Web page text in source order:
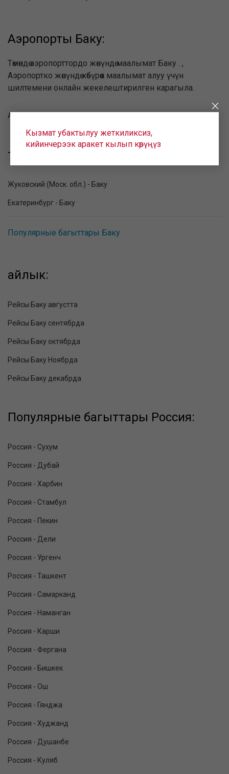
Аэропорты Баку:
Төмөндө аэропорттордо жөнүндө маалымат Баку . ,
Аэропортко жөнүндө көбүрөөк маалымат алуу үчүн
шилтемени онлайн жекелештирилген карагыла.
Аэропорт им. Гейдара Алиева (GYD)
таанымал багыттары Баку:
Жуковский (Моск. обл.) - Баку
Екатеринбург - Баку
Популярные багыттары Баку
айлык:
Рейсы Баку августта
Рейсы Баку сентябрда
Рейсы Баку октябрда
Рейсы Баку Ноябрда
Рейсы Баку декабрда
Популярные багыттары Россия:
Россия - Сухум
Россия - Дубай
Россия - Харбин
Россия - Стамбул
Россия - Пекин
Россия - Дели
Россия - Ургенч
Россия - Ташкент
Россия - Самарканд
Россия - Наманган
Россия - Карши
Россия - Фергана
Россия - Бишкек
Россия - Ош
Россия - Гянджа
Россия - Худжанд
Россия - Душанбе
Россия - Куляб
Кызмат убактылуу жеткиликсиз,
кийинчерээк аракет кылып көрүңүз